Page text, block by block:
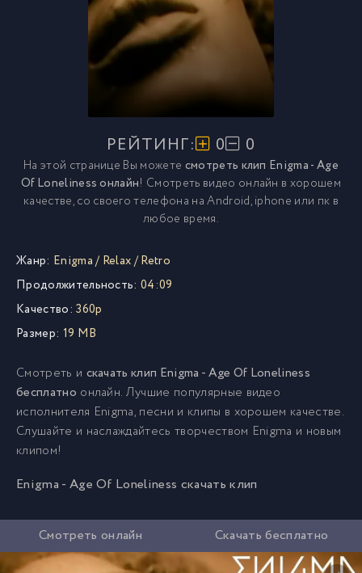
РЕЙТИНГ: 0 0
На этой странице Вы можете смотреть клип Enigma - Age
Of Loneliness онлайн! Смотреть видео онлайн в хорошем
качестве, со своего телефона на Android, iphone или пк в
любое время.
Жанр: Enigma/ Relax/Retro
Продолжительность: 04:09
Качество: 360p
Размер: 19 MB
Смотреть и скачать клип Enigma - Age Of Loneliness
бесплатно онлайн. Лучшие популярные видео
исполнителя Enigma, песни и клипы в хорошем качестве.
Слушайте и наслаждайтесь творчеством Enigma и новым
клипом!
Enigma - Age Of Loneliness скачать клип
Смотреть онлайн Скачать бесплатно